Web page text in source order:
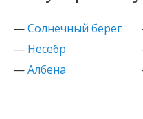
—Солнечный берег
— Несебр
—Албена